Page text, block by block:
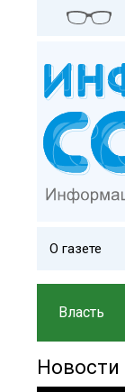
О газете
Власть
Новости